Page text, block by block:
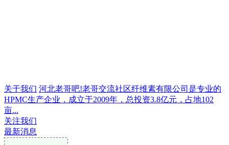
关于我们 河北老哥吧!老哥交流社区纤维素有限公司是专业的
HPMC生产企业，成立于2009年，总投资3.8亿元，占地102
亩...
关注我们
最新消息